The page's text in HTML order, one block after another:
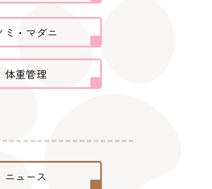
ミ・マダニ
体重管理
ニュース